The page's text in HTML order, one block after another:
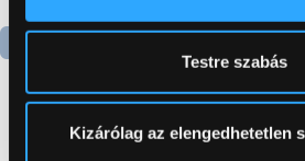
módjairól és adja meg preferenciáit
pontban. Bármikor módosíthatja
Sütinyilatkozathoz való
Testre szabás
Kizárólag az elengedhetetlen
Gorenje NRS8182KX Side